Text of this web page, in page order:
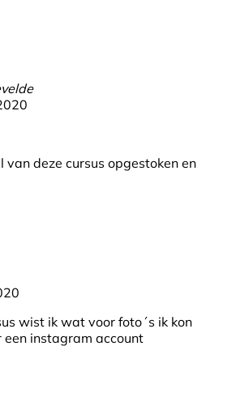
van deze cursus opgestoken en
wist ik wat voor foto´s ik kon
een instagram account